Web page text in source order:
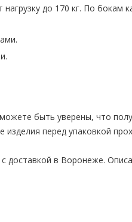
до 170 кг. По бокам
быть уверены, что
перед упаковкой
доставкой в Воронеже.